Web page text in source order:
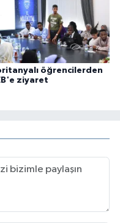
öğrencilerden
ziyaret